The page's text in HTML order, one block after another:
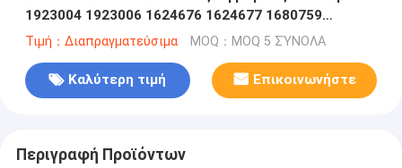
1923004 1923006 1624676 1624677 1680759
1680760 1697826 1923007 1923008 2156711
Τιμή：Διαπραγματεύσιμα MOQ：MOQ 5 ΣΎΝΟΛΑ
Καλύτερη τιμή Επικοινωνήστε
Περιγραφή Προϊόντων